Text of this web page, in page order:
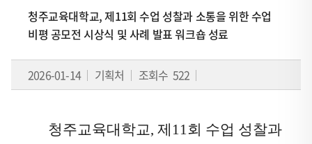
청주교육대학교, 제11회 수업 성찰과 소통을 위한 수업
비평 공모전 시상식 및 사례 발표 워크숍 성료
2026-01-14 기획처 조회수 522
청주교육대학교, 제 11회 수업 성찰과